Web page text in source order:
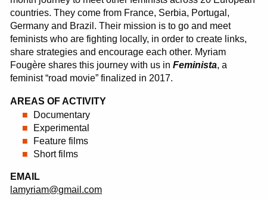
countries. They come from France, Serbia, Portugal,
Germany and Brazil. Their mission is to go and meet
feminists who are fighting locally, in order to create links,
share strategies and encourage each other. Myriam
Fougère shares this journey with us inFeminista, a
feminist “road movie” finalized in 2017.
AREAS OF ACTIVITY
Documentary
Experimental
Feature films
Short films
EMAIL
lamyriam@gmail.com